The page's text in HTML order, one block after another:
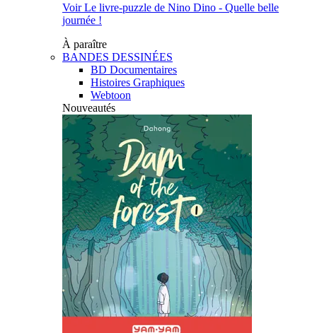
Voir Le livre-puzzle de Nino Dino - Quelle belle
journée !
À paraître
BANDES DESSINÉES
BD Documentaires
Histoires Graphiques
Webtoon
Nouveautés